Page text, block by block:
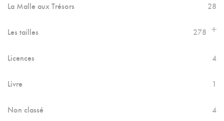
La Malle aux Trésors 28
Les tailles 278
Licences 4
Livre 1
Non classé 4